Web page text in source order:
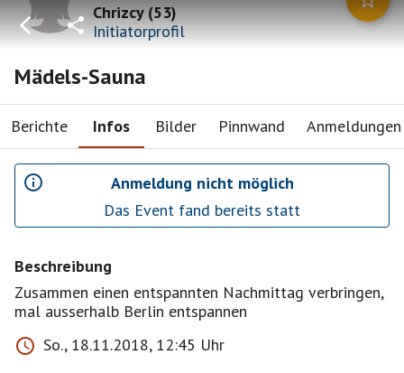
Chrizcy(53)
Initiatorprofil
Mädels-Sauna
Berichte Infos Bilder Pinnwand Anmeldungen
Anmeldung nicht möglich
Das Event fand bereits statt
Beschreibung
Zusammen einen entspannten Nachmittag verbringen,
mal ausserhalb Berlin entspannen
So., 18.11.2018, 12:45 Uhr